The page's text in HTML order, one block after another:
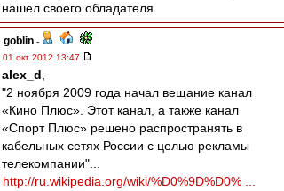
нашел своего обладателя.
goblin -
01 окт 2012 13:47
alex_d
"2 ноября 2009 года начал вещание канал
«Кино Плюс». Этот канал, а также канал
«Спорт Плюс» решено распространять в
кабельных сетях России с целью рекламы
телекомпании"...
http://ru.wikipedia.org/wiki/%D0%9D%D0% ...